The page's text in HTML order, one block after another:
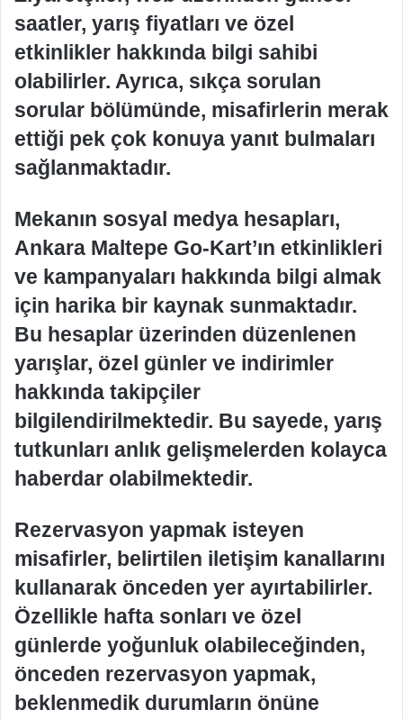
saatler, yarış fiyatları ve özel
etkinlikler hakkında bilgi sahibi
olabilirler. Ayrıca, sıkça sorulan
sorular bölümünde, misafirlerin merak
ettiği pek çok konuya yanıt bulmaları
sağlanmaktadır.
Mekanın sosyal medya hesapları,
Ankara Maltepe Go-Kart’ın etkinlikleri
ve kampanyaları hakkında bilgi almak
için harika bir kaynak sunmaktadır.
Bu hesaplar üzerinden düzenlenen
yarışlar, özel günler ve indirimler
hakkında takipçiler
bilgilendirilmektedir. Bu sayede, yarış
tutkunları anlık gelişmelerden kolayca
haberdar olabilmektedir.
Rezervasyon yapmak isteyen
misafirler, belirtilen iletişim kanallarını
kullanarak önceden yer ayırtabilirler.
Özellikle hafta sonları ve özel
günlerde yoğunluk olabileceğinden,
önceden rezervasyon yapmak,
beklenmedik durumların önüne